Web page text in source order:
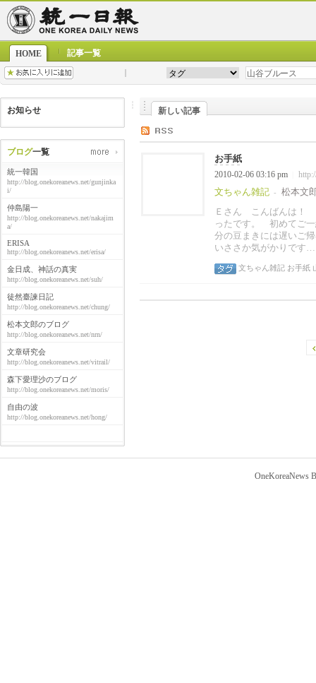
HOME 記事一覧
お知らせ
ブログ一覧
統一韓国
http://blog.onekoreanews.net/gunjinka
i/
仲島陽一
http://blog.onekoreanews.net/nakajim
a/
ERISA
http://blog.onekoreanews.net/erisa/
金日成、神話の真実
http://blog.onekoreanews.net/suh/
徒然臺諫日記
http://blog.onekoreanews.net/chung/
松本文郎のブログ
http://blog.onekoreanews.net/nrn/
文章研究会
http://blog.onekoreanews.net/vitrail/
森下愛理沙のブログ
http://blog.onekoreanews.net/moris/
自由の波
http://blog.onekoreanews.net/hong/
新しい記事
お手紙
2010-02-06 03:16 pm
文ちゃん雑記 -
松本文
Ｅさん こんばんは！
ったです。 初めてご一
分の豆まきには遅いご
いささか気がかりです
文ちゃん雑記 お手紙
OneKoreaNews